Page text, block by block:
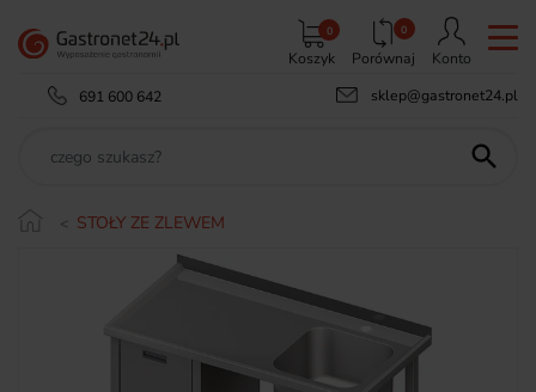
Koszyk
0 0
Porównaj
Konto
691 600 642
sklep@gastronet24.pl

STOŁY ZE ZLEWEM